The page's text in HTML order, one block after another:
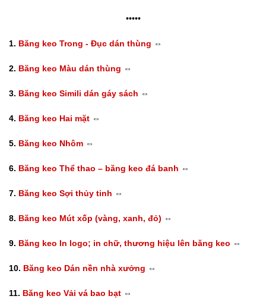
•••••
1. Băng keo Trong - Đục dán thùng ⇔
2. Băng keo Màu dán thùng ⇔
3. Băng keo Simili dán gáy sách ⇔
4. Băng keo Hai mặt ⇔
5. Băng keo Nhôm ⇔
6. Băng keo Thể thao – băng keo đá banh ⇔
7. Băng keo Sợi thủy tinh ⇔
8. Băng keo Mút xốp (vàng, xanh, đỏ) ⇔
9. Băng keo In logo; in chữ, thương hiệu lên băng keo ⇔
10. Băng keo Dán nền nhà xưởng ⇔
11. Băng keo Vải vá bao bạt ⇔